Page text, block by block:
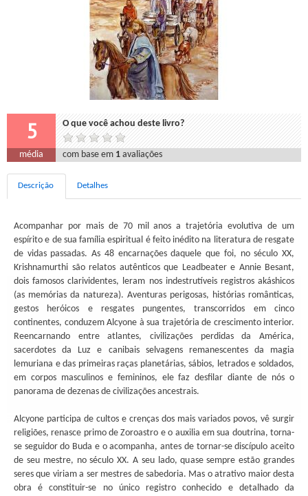
5 O que você achou deste livro?
média com base em 1 avaliações
Descrição Detalhes
Acompanhar por mais de 70 mil anos a trajetória evolutiva de um
espírito e de sua família espiritual é feito inédito na literatura de resgate
de vidas passadas. As 48 encarnações daquele que foi, no século XX,
Krishnamurthi são relatos autênticos que Leadbeater e Annie Besant,
dois famosos clarividentes, leram nos indestrutíveis registros akáshicos
(as memórias da natureza). Aventuras perigosas, histórias românticas,
gestos heróicos e resgates pungentes, transcorridos em cinco
continentes, conduzem Alcyone à sua trajetória de crescimento interior.
Reencarnando entre atlantes, civilizações perdidas da América,
sacerdotes da Luz e canibais selvagens remanescentes da magia
lemuriana e das primeiras raças planetárias, sábios, letrados e soldados,
em corpos masculinos e femininos, ele faz desfilar diante de nós o
panorama de dezenas de civilizações ancestrais.
Alcyone participa de cultos e crenças dos mais variados povos, vê surgir
religiões, renasce primo de Zoroastro e o auxilia em sua doutrina, torna-
se seguidor do Buda e o acompanha, antes de tornar-se discípulo aceito
de seu mestre, no século XX. A seu lado, quase sempre estão grandes
seres que viriam a ser mestres de sabedoria. Mas o atrativo maior desta
obra é constituir-se no único registro conhecido e detalhado da